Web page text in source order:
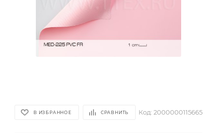
В ИЗБРАННОЕ СРАВНИТЬ Код: 2000000115665